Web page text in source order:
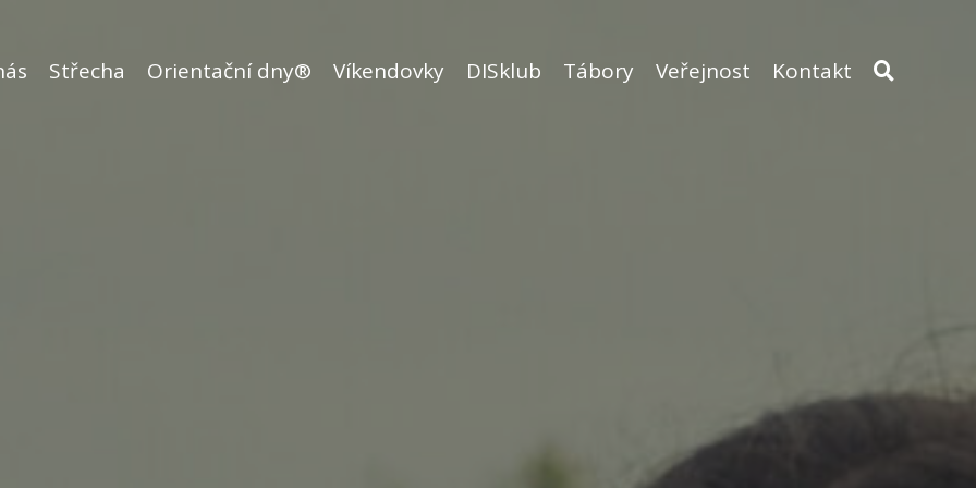
Střecha Orientační dny® Víkendovky DISklub Tábory Veřejnost Kontakt